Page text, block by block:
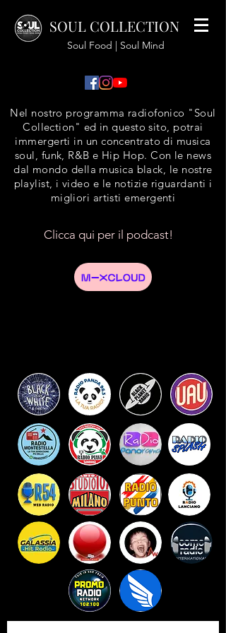
SOUL COLLECTION
Soul Food | Soul Mind
Nel nostro programma radiofonico "Soul
Collection" ed in questo sito, potrai
immergerti in un concentrato di musica
soul, funk, R&B e Hip Hop. Con le news
dal mondo della musica black, le nostre
playlist, i video e le notizie riguardanti i
migliori artisti emergenti
Clicca qui per il podcast!